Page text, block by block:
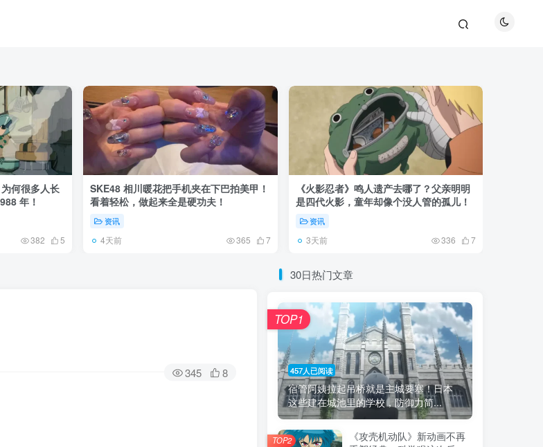
何很多人长
年！
382 5
SKE48 相川暖花把手机夹在下巴拍美甲！
看着轻松，做起来全是硬功夫！
资讯
4天前 365 7
《火影忍者》鸣人遗产去哪了？父亲明明
是四代火影，童年却像个没人管的孤儿！
资讯
3天前 336 7
345 8
30日热门文章
457人已阅读
宿管阿姨拉起吊桥就是主城要塞！日本
这些建在城池里的学校，防御力简...
TOP1
《攻壳机动队》新动画不再
TOP2